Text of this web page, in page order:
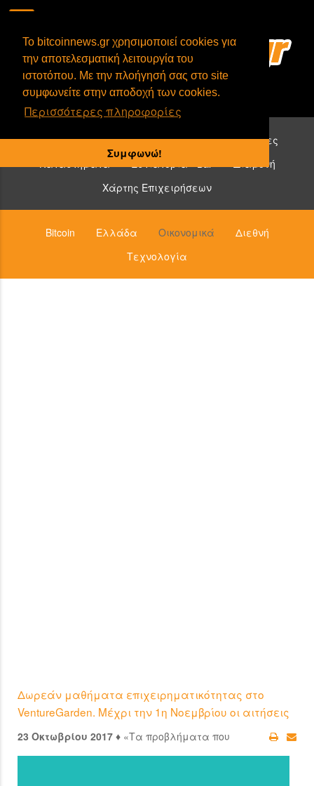
To bitcoinnews.gr χρησιμοποιεί cookies για
την αποτελεσματική λειτουργία του
ιστοτόπου. Με την πλοήγησή σας στο site
συμφωνείτε στην αποδοχή των cookies.
Περισσότερες πληροφορίες
Συμφωνώ!
Επιχειρήσεις που δέχονται bitcoin:
Υπηρεσίες
Καταστήματα
Εστιατόρια - Bar
Διαμονή
Χάρτης Επιχειρήσεων
Bitcoin Ελλάδα Οικονομικά
Διεθνή
Τεχνολογία
Δωρεάν μαθήματα επιχειρηματικότητας στο
VentureGarden. Μέχρι την 1η Νοεμβρίου οι αιτήσεις
23 Οκτωβρίου 2017 ♦ «Τα προβλήματα που